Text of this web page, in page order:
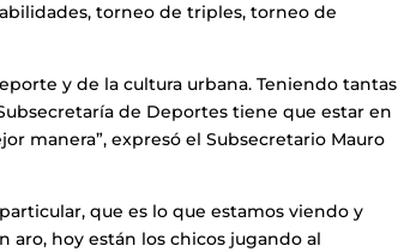
torneo de triples, torneo de
y de la cultura urbana. Teniendo tantas
de Deportes tiene que estar en
manera”, expresó el Subsecretario Mauro
que es lo que estamos viendo y
hoy están los chicos jugando al